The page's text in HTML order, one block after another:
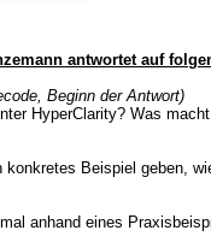
antwortet auf
Beginn der Antwort)
HyperClarity? Was
konkretes Beispiel geben,
anhand eines